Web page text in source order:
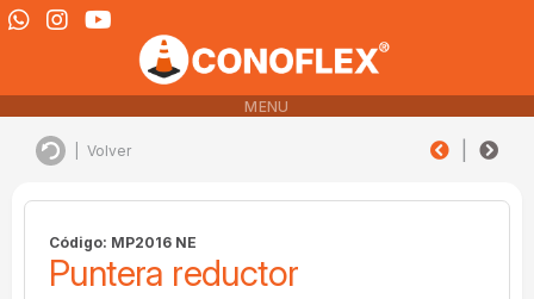
MENU
Volver
Código: MP2016 NE
Puntera reductor